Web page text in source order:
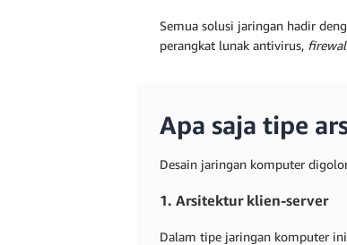
Semua solusi jaringan hadir
perangkat lunak antivirus,
Apa saja tipe
Desain jaringan komputer
1. Arsitektur klien-server
Dalam tipe jaringan komputer